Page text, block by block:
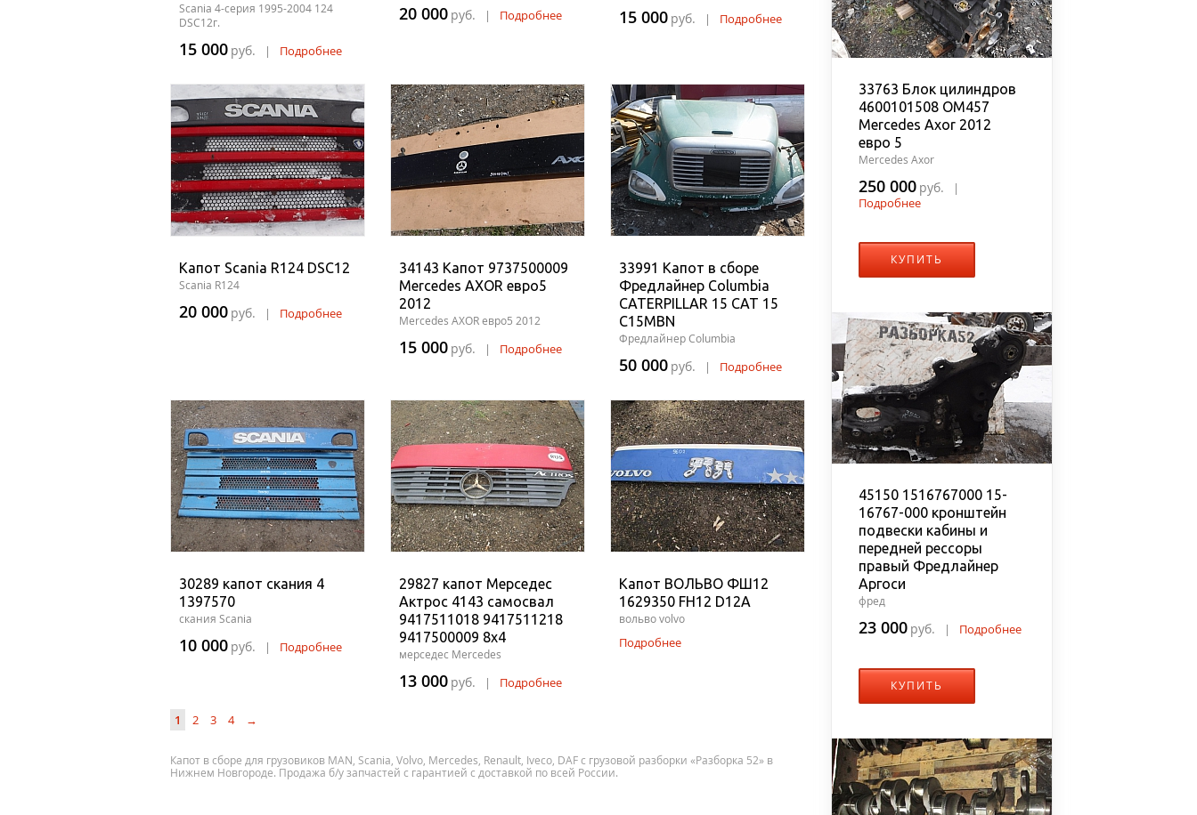
Scania 4-серия 1995-2004 124
DSC12г.
15 000 руб. | Подробнее
20 000 руб. | Подробнее 15 000 руб. | Подробнее
Капот Scania R124 DSC12
Scania R124
20 000 руб. | Подробнее
34143 Капот 9737500009
Mercedes AXOR евро5
2012
Mercedes AXOR евро5 2012
15 000 руб. | Подробнее
33991 Капот в сборе
Фредлайнер Columbia
CATERPILLAR 15 CAT 15
C15MBN
Фредлайнер Columbia
50 000 руб. | Подробнее
30289 капот скания 4
1397570
скания Scania
10 000 руб. | Подробнее
29827 капот Мерседес
Актрос 4143 самосвал
9417511018 9417511218
9417500009 8x4
мерседес Mercedes
13 000 руб. | Подробнее
Капот ВОЛЬВО ФШ12
1629350 FH12 D12A
вольво volvo
Подробнее
1 2 3 4 →
Капот в сборе для грузовиков MAN, Scania, Volvo, Mercedes, Renault, Iveco, DAF с грузовой разборки «Разборка 52» в
Нижнем Новгороде. Продажа б/у запчастей с гарантией с доставкой по всей России.
33763 Блок цилиндров
4600101508 OM457
Mercedes Axor 2012
евро 5
Mercedes Axor
250 000 руб.
|
Подробнее
КУПИТЬ
45150 1516767000 15-
16767-000 кронштейн
подвески кабины и
передней рессоры
правый Фредлайнер
Аргоси
фред
23 000 руб. | Подробнее
КУПИТЬ